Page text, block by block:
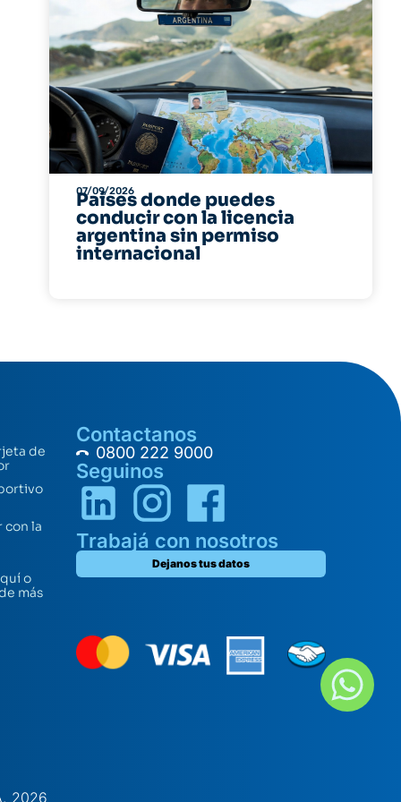
07/09/2026
Países donde puedes
conducir con la licencia
argentina sin permiso
internacional
de
con la
o
más
Contactanos
0800 222 9000
Seguinos
Trabajá con nosotros
Dejanos tus datos
2026